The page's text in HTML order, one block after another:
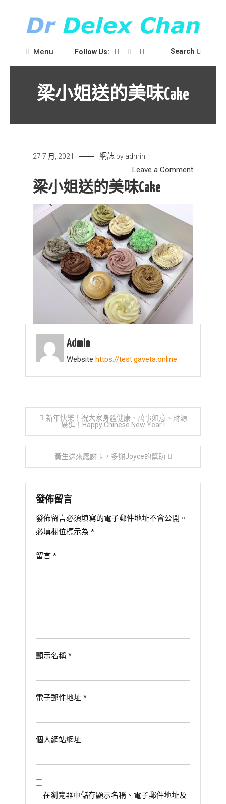
Dr Delex Chan
Menu
Follow Us: Search
梁小姐送的美味cake
27 7 月, 2021 網誌 by admin
Leave a Commenton
送
味
梁小姐送的美味cake
Admin
Website https://test.gaveta.online
導
覽
新年快樂！祝大家身體健康、萬事如意、財源
廣進！Happy Chinese New Year !
黃生送來感謝卡，多謝Joyce的幫助
發佈留言
發佈留言必須填寫的電子郵件地址不會公開。
必填欄位標示為 *
留言 *
顯示名稱 *
電子郵件地址 *
個人網站網址
在瀏覽器中儲存顯示名稱、電子郵件地址及